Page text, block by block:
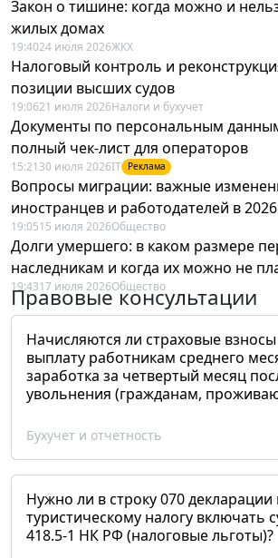
Закон о тишине: когда можно и
жилых домах
19:4024 июля 2026ЖКХ
Налоговый контроль и
позиции высших судов
19:0621 июля 2026Налоги и бухучет
Документы по персональным
полный чек-лист для операторов
15:21 30 июля 2026IT Реклама
Вопросы миграции: важные
иностранцев и работодателей в
19:0515 июля 2026Общество
Долги умершего: в каком размере
наследникам и когда их можно не
19:4317 июля 2026Общество
Правовые консультации
Начисляются ли страховые
выплату работникам среднего
заработка за четвертый месяц
увольнения (гражданам,
Бухучет и отчетность
Нужно ли в строку 070 декларации
туристическому налогу включать
418.5-1 НК РФ (налоговые льготы)?